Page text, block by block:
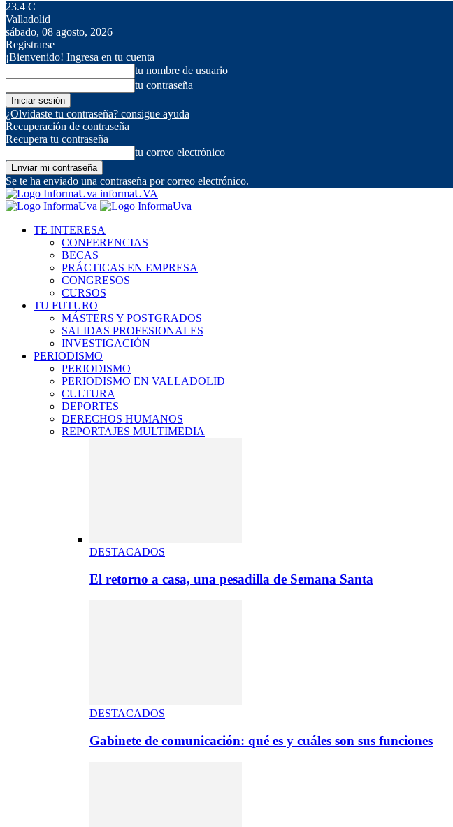
23.4 C
Valladolid
sábado, 08 agosto, 2026
Registrarse
¡Bienvenido! Ingresa en tu cuenta
tu nombre de usuario
tu contraseña
¿Olvidaste tu contraseña? consigue ayuda
Recuperación de contraseña
Recupera tu contraseña
tu correo electrónico
Se te ha enviado una contraseña por correo electrónico.
informaUVA
TE INTERESA
CONFERENCIAS
BECAS
PRÁCTICAS EN EMPRESA
CONGRESOS
CURSOS
TU FUTURO
MÁSTERS Y POSTGRADOS
SALIDAS PROFESIONALES
INVESTIGACIÓN
PERIODISMO
PERIODISMO
PERIODISMO EN VALLADOLID
CULTURA
DEPORTES
DERECHOS HUMANOS
REPORTAJES MULTIMEDIA
DESTACADOS
El retorno a casa, una pesadilla de Semana Santa
DESTACADOS
Gabinete de comunicación: qué es y cuáles son sus funciones